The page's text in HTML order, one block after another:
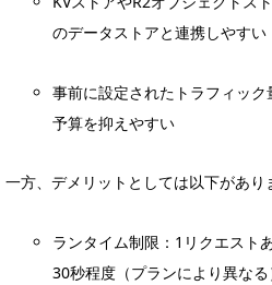
のデータストアと連携しやすい
事前に設定されたトラフィッ
予算を抑えやすい
一方、デメリットとしては以下があり
ランタイム制限：1リクエスト
30秒程度（プランにより異な